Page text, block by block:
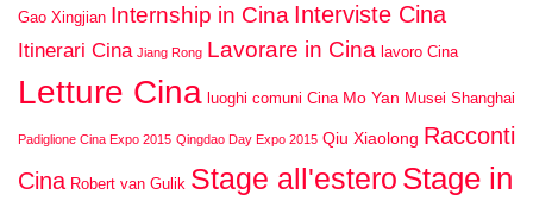
Gao Xingjian Internship in Cina Interviste Cina
Itinerari Cina Jiang Rong Lavorare in Cina lavoro Cina
Letture Cina luoghi comuni Cina Mo Yan Musei Shanghai
Padiglione Cina Expo 2015 Qingdao Day Expo 2015 Qiu Xiaolong Racconti
Cina Robert van Gulik Stage all'estero Stage in